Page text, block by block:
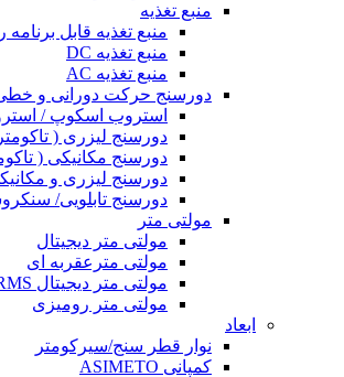
منبع تغذیه
منبع تغذیه قابل برنامه
منبع تغذیه DC
منبع تغذیه AC
دورسنج حرکت دورانی و
استروب اسکوپ /
دورسنج لیزری (
دورسنج مکانیکی (
دورسنج لیزری و
دورسنج تابلویی/
مولتی متر
مولتی متر دیجیتال
مولتی مترعقربه ای
مولتی متر دیجیتال TRUE RMS
مولتی متر رومیزی
ابعاد
نوار قطر سنج/سیرکومتر
کمپانی ASIMETO